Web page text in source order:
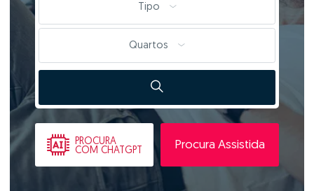
Tipo
Quartos
PROCURA
COM CHATGPT
Procura Assistida